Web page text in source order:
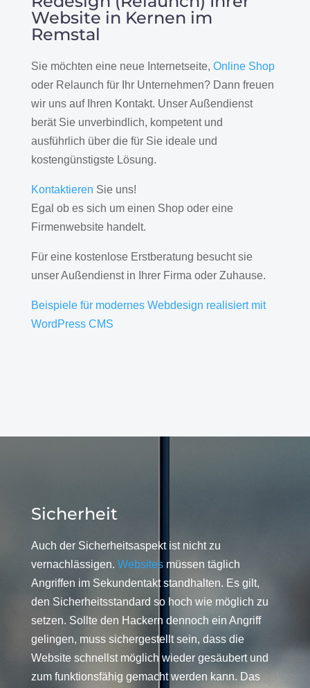
Website in Kernen im
Remstal
Sie möchten eine neue Internetseite, Online Shop
oder Relaunch für Ihr Unternehmen? Dann freuen
wir uns auf Ihren Kontakt. Unser Außendienst
berät Sie unverbindlich, kompetent und
ausführlich über die für Sie ideale und
kostengünstigste Lösung.
Kontaktieren Sie uns!
Egal ob es sich um einen Shop oder eine
Firmenwebsite handelt.
Für eine kostenlose Erstberatung besucht sie
unser Außendienst in Ihrer Firma oder Zuhause.
Beispiele für modernes Webdesign realisiert mit
WordPress CMS
Sicherheit
Auch der Sicherheitsaspekt ist nicht zu
vernachlässigen. Websitesmüssen täglich
Angriffen im Sekundentakt standhalten. Es gilt,
den Sicherheitsstandard so hoch wie möglich zu
setzen. Sollte den Hackern dennoch ein Angriff
gelingen, muss sichergestellt sein, dass die
Website schnellst möglich wieder gesäubert und
zum funktionsfähig gemacht werden kann. Das